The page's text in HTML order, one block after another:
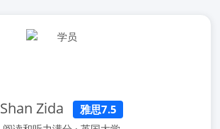
Shan Zida 雅思7.5